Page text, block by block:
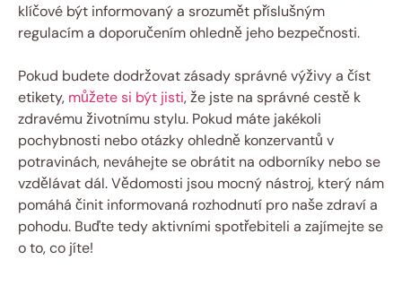
klíčové být informovaný a srozumět příslušným
regulacím a doporučením ohledně jeho bezpečnosti.
Pokud budete dodržovat zásady správné výživy a číst
etikety, můžete si být jisti, že jste na správné cestě k
zdravému životnímu stylu. Pokud máte jakékoli
pochybnosti nebo otázky ohledně konzervantů v
potravinách, neváhejte se obrátit na odborníky nebo se
vzdělávat dál. Vědomosti jsou mocný nástroj, který nám
pomáhá činit informovaná rozhodnutí pro naše zdraví a
pohodu. Buďte tedy aktivními spotřebiteli a zajímejte se
o to, co jíte!